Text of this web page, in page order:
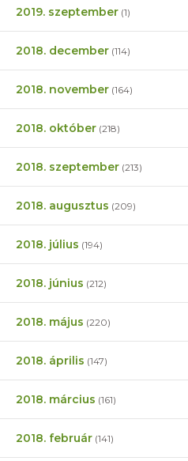
2019. szeptember (1)
2018. december (114)
2018. november (164)
2018. október (218)
2018. szeptember (213)
2018. augusztus (209)
2018. július (194)
2018. június (212)
2018. május (220)
2018. április (147)
2018. március (161)
2018. február (141)